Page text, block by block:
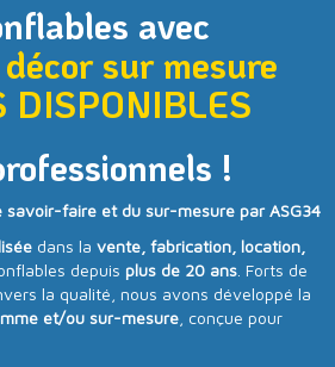
avec
sur mesure
DISPONIBLES
!
savoir-faire et du sur-mesure par ASG34
dans la vente, fabrication, location,
depuis plus de 20 ans . Forts de
la qualité, nous avons développé la
et/ou sur-mesure , conçue pour